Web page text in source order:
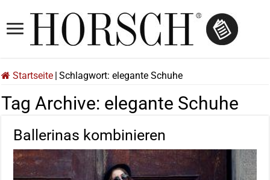
Startseite Schlagwort:elegante Schuhe
Tag Archive: elegante Schuhe
Ballerinas kombinieren